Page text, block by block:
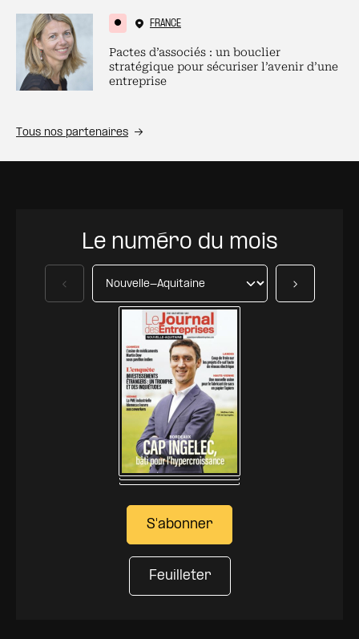
FRANCE
Pactes d’associés : un bouclier
stratégique pour sécuriser l’avenir d’une
entreprise
Tous nos partenaires
Le numéro du mois
S'abonner
Feuilleter
Précédent Suivant